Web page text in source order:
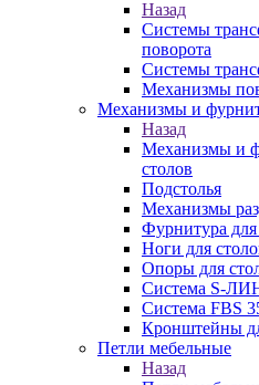
Назад
Системы
поворота
Системы
Механизмы
Механизмы и
Назад
Механизмы и
столов
Подстолья
Механизмы
Фурнитура для
Ноги для
Опоры для
Система S-
Система FBS
Кронштейны
Петли мебельные
Назад